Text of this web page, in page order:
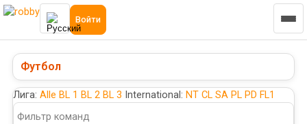
Войти
Футбол
Лига: Alle BL 1 BL 2 BL 3 International: NT CL SA PL PD FL1